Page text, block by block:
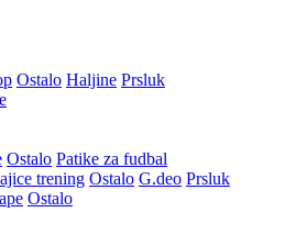
Ostalo Haljine Prsluk
Ostalo Patike za fudbal
trening Ostalo G.deo Prsluk
Ostalo